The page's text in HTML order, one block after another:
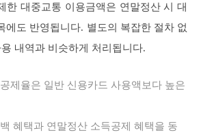
한 대중교통 이용금액은 연말정산 시 대
에도 반영됩니다. 별도의 복잡한 절차 없
내역과 비슷하게 처리됩니다.
제율은 일반 신용카드 사용액보다 높은
혜택과 연말정산 소득공제 혜택을 동